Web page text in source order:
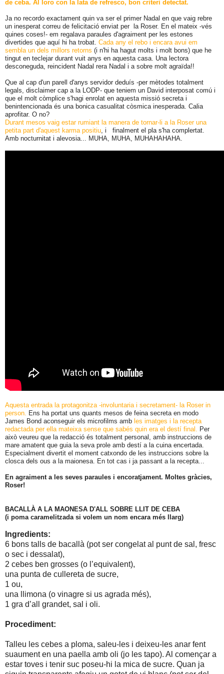
de ceba. Al loro con la lata de refresco, bon criteri detectat.
Ja no recordo exactament quin va ser el primer Nadal en que vaig rebre
un inesperat correu de felicitació enviat per la Roser. En el mateix -vés
quines coses!- em regalava paraules d'agraiment per les estones
divertides que aquí hi ha trobat. Cada any el rebo i encara avui em
sembla un dels millors retorns (i n'hi ha hagut molts i molt bons) que he
tingut en teclejar durant vuit anys en aquesta casa. Una lectora
desconeguda, reincident Nadal rera Nadal i a sobre molt agraïda!!
Que al cap d'un parell d'anys servidor deduís -per mètodes totalment
legals, disclaimer cap a la LODP- que teniem un David interposat comú i
que el molt còmplice s'hagi enrolat en aquesta missió secreta i
benintencionada és una bonica casualitat còsmica inesperada. Calia
aprofitar. O no?
Durant mesos vaig estar rumiant la manera de tornar-li a la Roser una
petita part d'aquest karma positiu , i finalment el pla s'ha complertat.
Amb nocturnitat i alevosia... MUHA, MUHA, MUHAHAHAHA.
Aquesta entrada la protagonitza -involuntaria i secretament- la Roser in
person.
Ens ha portat uns quants mesos de feina secreta en modo
James Bond aconseguir els microfilms amb les imatges i la recepta
redactada per ella mateixa sense que sabés quin era el destí final.
Per
això veureu que la redacció és totalment personal, amb instruccions de
mare amatent que guia la seva prole amb destí a la cuina encertada.
Especialment divertit el moment catxondo de les instruccions sobre la
closca dels ous a la maionesa. En tot cas i ja passant a la recepta...
En agraiment a les seves paraules i encoratjament. Moltes gràcies,
Roser!
BACALLÀ A LA MAONESA D'ALL SOBRE LLIT DE CEBA
(i poma caramelitzada si volem un nom encara més llarg)
Ingredients:
6 bons talls de bacallà (pot ser congelat al punt de sal, fresc
o sec i dessalat),
2 cebes ben grosses (o l’equivalent),
una punta de cullereta de sucre,
1 ou,
una llimona (o vinagre si us agrada més),
1 gra d’all grandet, sal i oli.
Procediment:
Talleu les cebes a ploma, saleu-les i deixeu-les anar fent
suaument en una paella amb oli (jo les tapo). Al començar a
estar toves i tenir suc poseu-hi la mica de sucre. Quan ja